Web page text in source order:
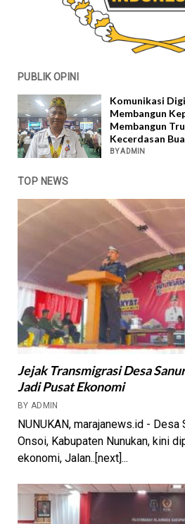
PUBLIK OPINI
Komunikasi
Membangun
Membangun
Kecerdasan
BY ADMIN
TOP NEWS
Jejak Transmigrasi Desa
Jadi Pusat Ekonomi
BY ADMIN
NUNUKAN, marajanews.id - Desa
Onsoi, Kabupaten Nunukan, kini
ekonomi, Jalan..[next]...